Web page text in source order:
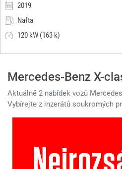
2019
Nafta
120 kW (163 k)
Mercedes-Benz X-
Aktuálně 2 nabídek vozů
Vybírejte z inzerátů soukromých